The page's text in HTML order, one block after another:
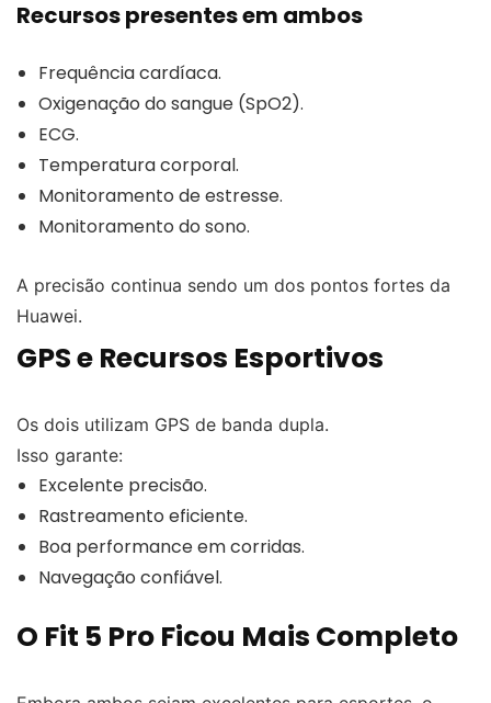
Recursos presentes em ambos
Frequência cardíaca.
Oxigenação do sangue (SpO2).
ECG.
Temperatura corporal.
Monitoramento de estresse.
Monitoramento do sono.
A precisão continua sendo um dos pontos fortes da
Huawei.
GPS e Recursos Esportivos
Os dois utilizam GPS de banda dupla.
Isso garante:
Excelente precisão.
Rastreamento eficiente.
Boa performance em corridas.
Navegação confiável.
O Fit 5 Pro Ficou Mais Completo